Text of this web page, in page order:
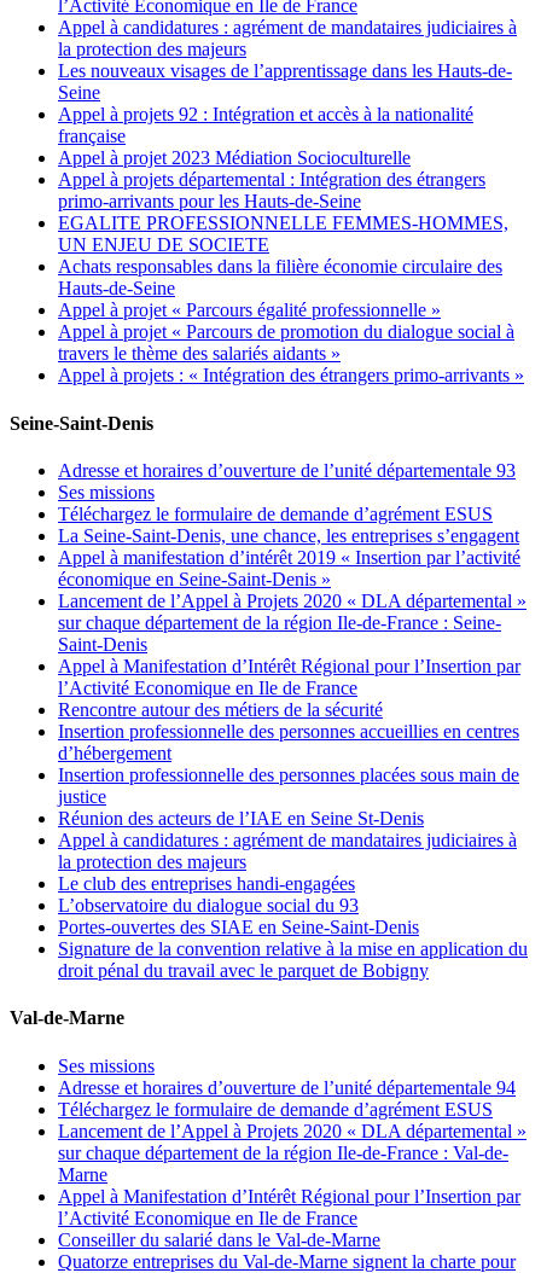
l’Activité Economique en Ile de France
Appel à candidatures : agrément de mandataires judiciaires à
la protection des majeurs
Les nouveaux visages de l’apprentissage dans les Hauts-de-
Seine
Appel à projets 92 : Intégration et accès à la nationalité
française
Appel à projet 2023 Médiation Socioculturelle
Appel à projets départemental : Intégration des étrangers
primo-arrivants pour les Hauts-de-Seine
EGALITE PROFESSIONNELLE FEMMES-HOMMES,
UN ENJEU DE SOCIETE
Achats responsables dans la filière économie circulaire des
Hauts-de-Seine
Appel à projet « Parcours égalité professionnelle »
Appel à projet « Parcours de promotion du dialogue social à
travers le thème des salariés aidants »
Appel à projets : « Intégration des étrangers primo-arrivants »
Seine-Saint-Denis
Adresse et horaires d’ouverture de l’unité départementale 93
Ses missions
Téléchargez le formulaire de demande d’agrément ESUS
La Seine-Saint-Denis, une chance, les entreprises s’engagent
Appel à manifestation d’intérêt 2019 « Insertion par l’activité
économique en Seine-Saint-Denis »
Lancement de l’Appel à Projets 2020 « DLA départemental »
sur chaque département de la région Ile-de-France : Seine-
Saint-Denis
Appel à Manifestation d’Intérêt Régional pour l’Insertion par
l’Activité Economique en Ile de France
Rencontre autour des métiers de la sécurité
Insertion professionnelle des personnes accueillies en centres
d’hébergement
Insertion professionnelle des personnes placées sous main de
justice
Réunion des acteurs de l’IAE en Seine St-Denis
Appel à candidatures : agrément de mandataires judiciaires à
la protection des majeurs
Le club des entreprises handi-engagées
L’observatoire du dialogue social du 93
Portes-ouvertes des SIAE en Seine-Saint-Denis
Signature de la convention relative à la mise en application du
droit pénal du travail avec le parquet de Bobigny
Val-de-Marne
Ses missions
Adresse et horaires d’ouverture de l’unité départementale 94
Téléchargez le formulaire de demande d’agrément ESUS
Lancement de l’Appel à Projets 2020 « DLA départemental »
sur chaque département de la région Ile-de-France : Val-de-
Marne
Appel à Manifestation d’Intérêt Régional pour l’Insertion par
l’Activité Economique en Ile de France
Conseiller du salarié dans le Val-de-Marne
Quatorze entreprises du Val-de-Marne signent la charte pour